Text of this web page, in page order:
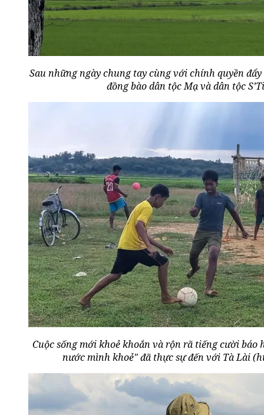
Sau những ngày chung tay cùng với chính quyền
đồng bào dân tộc Mạ và dân tộc
Cuộc sống mới khoẻ khoắn và rộn rã tiếng cười
nước mình khoẻ" đã thực sự đến với Tà Lài